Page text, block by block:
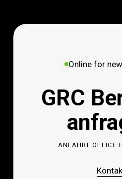
Online for
GRC
ANFAHRT OFFICE